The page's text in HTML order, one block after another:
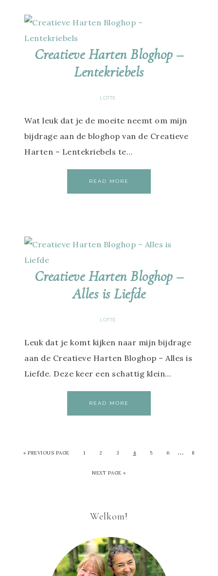
Creatieve Harten Bloghop –
Lentekriebels
LOTTE
Wat leuk dat je de moeite neemt om mijn
bijdrage aan de bloghop van de Creatieve
Harten – Lentekriebels te…
READ MORE
Creatieve Harten Bloghop –
Alles is Liefde
LOTTE
Leuk dat je komt kijken naar mijn bijdrage
aan de Creatieve Harten Bloghop – Alles is
Liefde. Deze keer een schattig klein…
READ MORE
«PREVIOUS PAGE 1 2 3 4 5 6 … 8
NEXT PAGE »
Welkom!